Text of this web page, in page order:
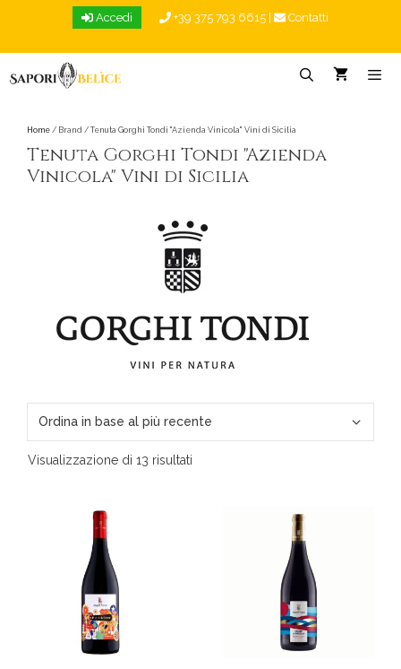
Accedi +39 375 793 6615 Contatti
Home / Brand / Tenuta Gorghi Tondi "Azienda Vinicola" Vini di Sicilia
Tenuta Gorghi Tondi "Azienda
Vinicola" Vini di Sicilia
Visualizzazione di 13 risultati